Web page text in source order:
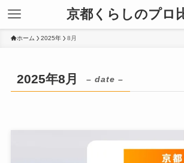
京都くらしのプロ
ホーム 2025年 8月
2025年8月 – date –